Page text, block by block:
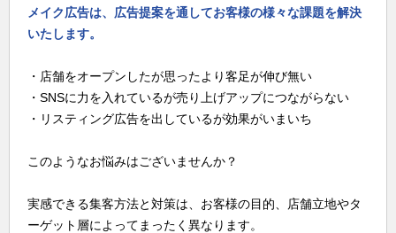
メイク広告は、広告提案を通してお客様の様々な課題を解決
いたします。
・店舗をオープンしたが思ったより客足が伸び無い
・SNSに力を入れているが売り上げアップにつながらない
・リスティング広告を出しているが効果がいまいち
このようなお悩みはございませんか？
実感できる集客方法と対策は、お客様の目的、店舗立地やタ
ーゲット層によってまったく異なります。